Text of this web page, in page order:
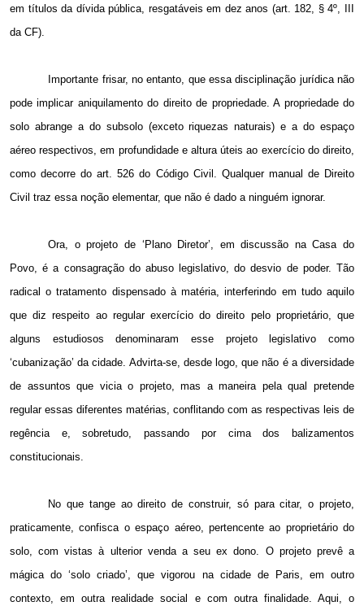
em títulos da dívida pública, resgatáveis em dez anos (art. 182, § 4º, III
da CF).
Importante frisar, no entanto, que essa disciplinação jurídica não
pode implicar aniquilamento do direito de propriedade. A propriedade do
solo abrange a do subsolo (exceto riquezas naturais) e a do espaço
aéreo respectivos, em profundidade e altura úteis ao exercício do direito,
como decorre do art. 526 do Código Civil. Qualquer manual de Direito
Civil traz essa noção elementar, que não é dado a ninguém ignorar.
Ora, o projeto de ‘Plano Diretor’, em discussão na Casa do
Povo, é a consagração do abuso legislativo, do desvio de poder. Tão
radical o tratamento dispensado à matéria, interferindo em tudo aquilo
que diz respeito ao regular exercício do direito pelo proprietário, que
alguns estudiosos denominaram esse projeto legislativo como
‘cubanização’ da cidade. Advirta-se, desde logo, que não é a diversidade
de assuntos que vicia o projeto, mas a maneira pela qual pretende
regular essas diferentes matérias, conflitando com as respectivas leis de
regência e, sobretudo, passando por cima dos balizamentos
constitucionais.
No que tange ao direito de construir, só para citar, o projeto,
praticamente, confisca o espaço aéreo, pertencente ao proprietário do
solo, com vistas à ulterior venda a seu ex dono. O projeto prevê a
mágica do ‘solo criado’, que vigorou na cidade de Paris, em outro
contexto, em outra realidade social e com outra finalidade. Aqui, o